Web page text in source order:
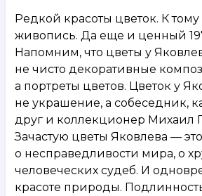
Редкой красоты цветок. К
живопись. Да еще и ценный
Напомним, что цветы у
не чисто декоративные
а портреты цветов. Цветок у
не украшение, а собеседник,
друг и коллекционер Михаил
Зачастую цветы Яковлева —
о несправедливости мира, о
человеческих судеб. И
красоте природы.